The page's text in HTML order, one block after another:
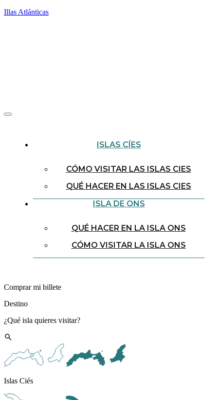
Illas Atlánticas
ISLAS CÍES
CÓMO VISITAR LAS ISLAS CIES
QUÉ HACER EN LAS ISLAS CIES
ISLA DE ONS
QUÉ HACER EN LA ISLA ONS
CÓMO VISITAR LA ISLA ONS
Comprar mi billete
Destino
¿Qué isla quieres visitar?
Islas Ciés